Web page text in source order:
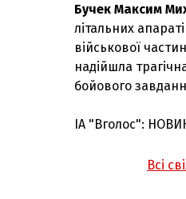
Бучек Максим
літальних
військової
надійшла
бойового
ІА "Вголос":
Всі